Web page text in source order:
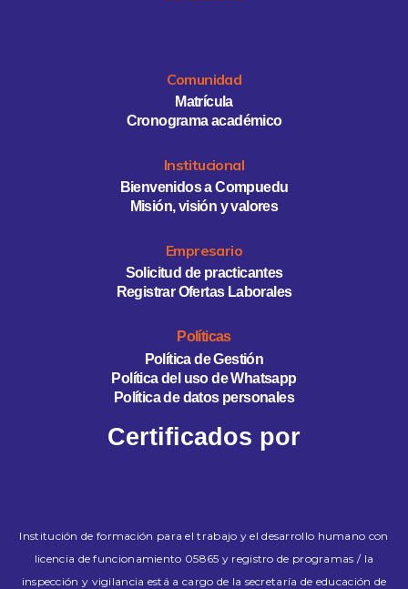
Comunidad
Matrícula
Cronograma académico
Institucional
Bienvenidos a Compuedu
Misión, visión y valores
Empresario
Solicitud de practicantes
Registrar Ofertas Laborales
Políticas
Política de Gestión
Política del uso de Whatsapp
Política de datos personales
Certificados por
Institución de formación para el trabajo y el desarrollo humano con
licencia de funcionamiento 05865 y registro de programas / la
inspección y vigilancia está a cargo de la secretaría de educación de